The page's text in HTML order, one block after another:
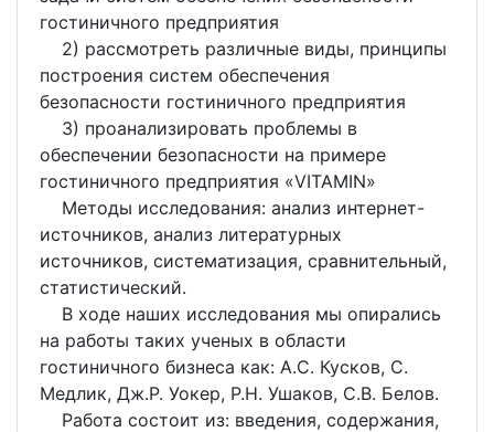
гостиничного предприятия
2) рассмотреть различные виды, принципы
построения систем обеспечения
безопасности гостиничного предприятия
3) проанализировать проблемы в
обеспечении безопасности на примере
гостиничного предприятия «VITAMIN»
Методы исследования: анализ интернет-
источников, анализ литературных
источников, систематизация, сравнительный,
статистический.
В ходе наших исследования мы опирались
на работы таких ученых в области
гостиничного бизнеса как: А.С. Кусков, С.
Медлик, Дж.Р. Уокер, Р.Н. Ушаков, С.В. Белов.
Работа состоит из: введения, содержания,